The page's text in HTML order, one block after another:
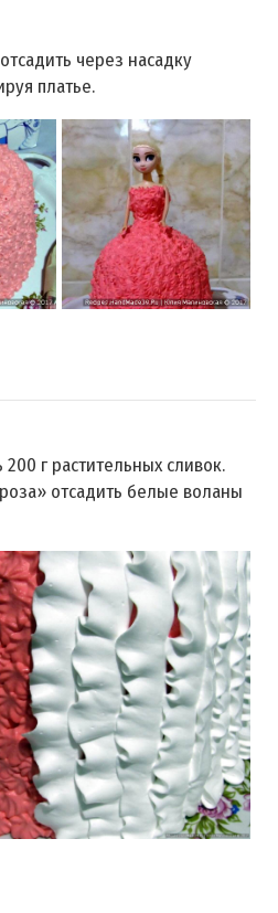
через насадку
платье.
г растительных сливок.
отсадить белые воланы